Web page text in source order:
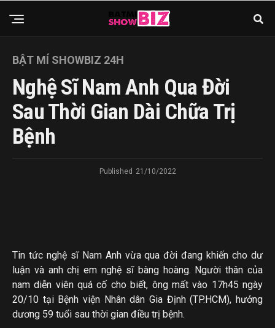
BẬT MÍ SHOWBIZ 24H
Nghệ Sĩ Nam Anh Qua Đời
Sau Thời Gian Dài Chữa Trị
Bệnh
Published 21/10/2022
Tin tức nghệ sĩ Nam Anh vừa qua đời đang khiến cho dư
luận và anh chị em nghệ sĩ bàng hoàng. Người thân của
nam diễn viên quá cố cho biết, ông mất vào 17h45 ngày
20/10 tại Bệnh viện Nhân dân Gia Định (TP.HCM), hưởng
dương 59 tuổi sau thời gian điều trị bệnh.